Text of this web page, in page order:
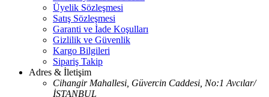
Üyelik Sözleşmesi
Satış Sözleşmesi
Garanti ve İade Koşulları
Gizlilik ve Güvenlik
Kargo Bilgileri
Sipariş Takip
Adres & İletişim
Cihangir Mahallesi, Güvercin Caddesi, No:1 Avcılar/
İSTANBUL